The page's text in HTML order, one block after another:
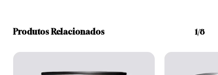
Produtos Relacionados 1/8